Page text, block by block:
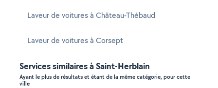
Laveur de voitures à Château-Thébaud
Laveur de voitures à Corsept
Services similaires à Saint-Herblain
Ayant le plus de résultats et étant de la même catégorie, pour cette
ville